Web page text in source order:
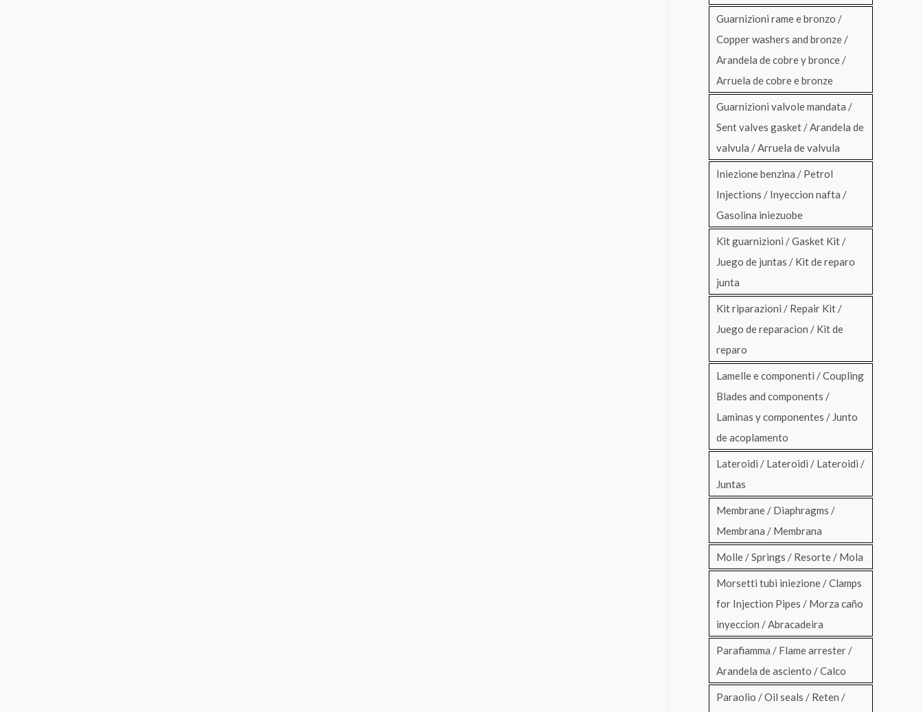
Guarnizioni rame e bronzo /
Copper washers and bronze /
Arandela de cobre y bronce /
Arruela de cobre e bronze
Guarnizioni valvole mandata /
Sent valves gasket / Arandela de
valvula / Arruela de valvula
Iniezione benzina / Petrol
Injections / Inyeccion nafta /
Gasolina iniezuobe
Kit guarnizioni / Gasket Kit /
Juego de juntas / Kit de reparo
junta
Kit riparazioni / Repair Kit /
Juego de reparacion / Kit de
reparo
Lamelle e componenti / Coupling
Blades and components /
Laminas y componentes / Junto
de acoplamento
Lateroidi / Lateroidi / Lateroidi /
Juntas
Membrane / Diaphragms /
Membrana / Membrana
Molle / Springs / Resorte / Mola
Morsetti tubi iniezione / Clamps
for Injection Pipes / Morza caño
inyeccion / Abracadeira
Parafiamma / Flame arrester /
Arandela de asciento / Calco
Paraolio / Oil seals / Reten /